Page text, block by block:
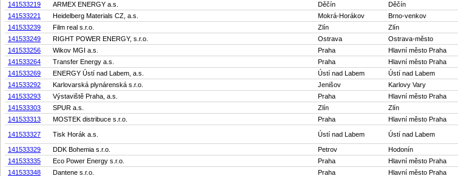
141533219
ARMEX ENERGY a.s. Děčín Děčín
141533221
Heidelberg Materials CZ, a.s. Mokrá-Horákov Brno-venkov
141533239
Film real s.r.o. Zlín Zlín
141533249
RIGHT POWER ENERGY, s.r.o. Ostrava Ostrava-město
141533256
Wikov MGI a.s. Praha Hlavní město Praha
141533264
Transfer Energy a.s. Praha Hlavní město Praha
141533269
ENERGY Ústí nad Labem, a.s. Ústí nad Labem Ústí nad Labem
141533292
Karlovarská plynárenská s.r.o. Jenišov Karlovy Vary
141533293
Výstaviště Praha, a.s. Praha Hlavní město Praha
141533303
SPUR a.s. Zlín Zlín
141533313
MOSTEK distribuce s.r.o. Praha Hlavní město Praha
141533327 Tisk Horák a.s. Ústí nad Labem Ústí nad Labem
141533329
DDK Bohemia s.r.o. Petrov Hodonín
141533335
Eco Power Energy s.r.o. Praha Hlavní město Praha
141533348
Dantene s.r.o. Praha Hlavní město Praha